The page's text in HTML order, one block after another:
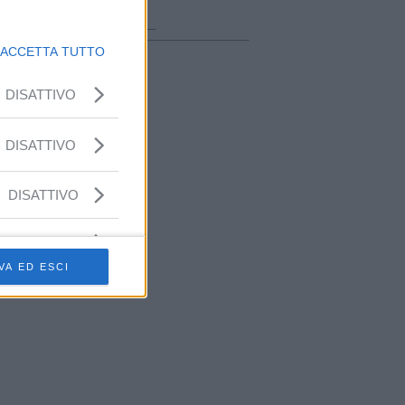
ACCETTA TUTTO
DISATTIVO
DISATTIVO
DISATTIVO
ED ESCI